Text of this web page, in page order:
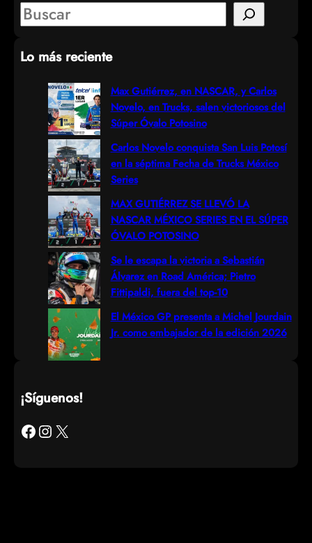
S
a
Lo más reciente
Max Gutiérrez, en NASCAR, y Carlos
Novelo, en Trucks, salen victoriosos del
Súper Óvalo Potosino
Carlos Novelo conquista San Luis Potosí
en la séptima Fecha de Trucks México
Series
MAX GUTIÉRREZ SE LLEVÓ LA
NASCAR MÉXICO SERIES EN EL SÚPER
ÓVALO POTOSINO
Se le escapa la victoria a Sebastián
Álvarez en Road América; Pietro
Fittipaldi, fuera del top-10
El México GP presenta a Michel Jourdain
Jr. como embajador de la edición 2026
¡Síguenos!
Facebook Instagram X